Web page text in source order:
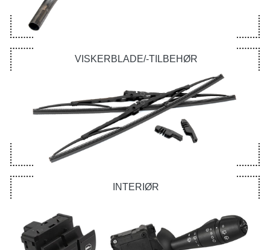
VISKERBLADE/-TILBEHØR
INTERIØR